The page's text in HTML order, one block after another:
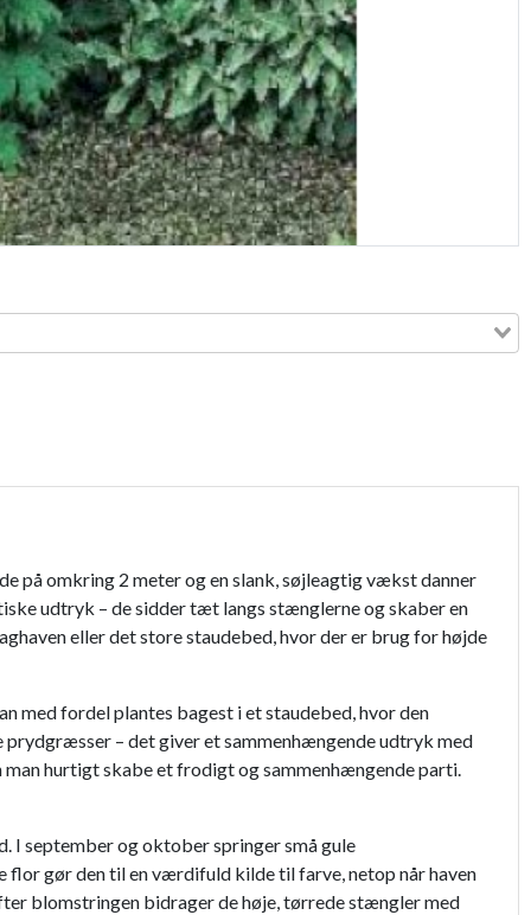
på omkring 2 meter og en slank, søjleagtig vækst danner
udtryk – de sidder tæt langs stænglerne og skaber en
eller det store staudebed, hvor der er brug for højde
med fordel plantes bagest i et staudebed, hvor den
– det giver et sammenhængende udtryk med
hurtigt skabe et frodigt og sammenhængende parti.
I september og oktober springer små gule
flor gør den til en værdifuld kilde til farve, netop når haven
blomstringen bidrager de høje, tørrede stængler med